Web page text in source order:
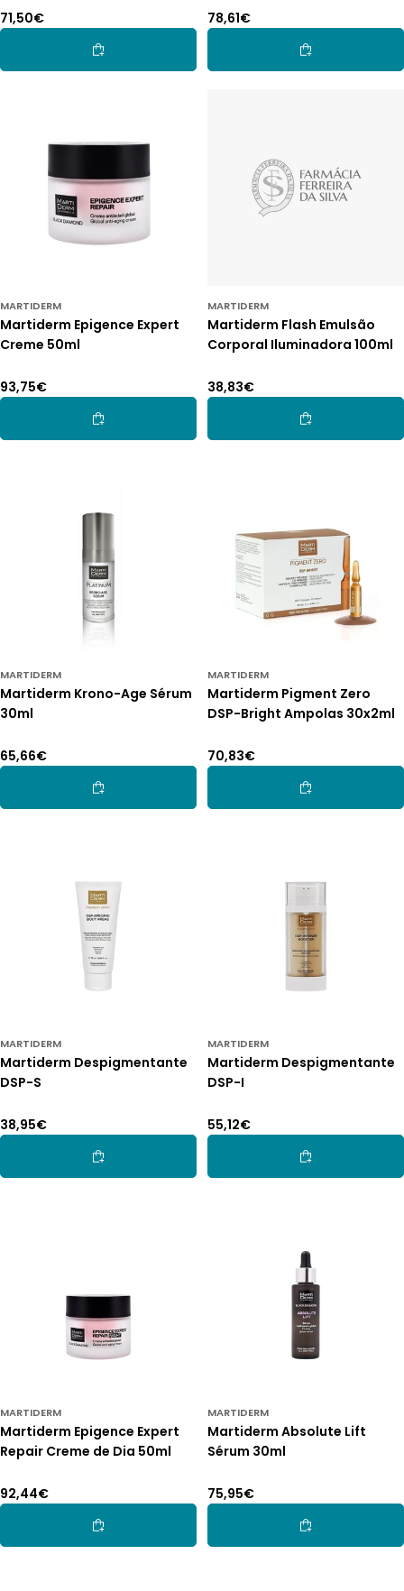
Preço
normal
71,50€
Adicionar Ao Carrinho
Preço
normal
78,61€
Adicionar Ao
MARTIDERM
Martiderm Epigence Expert
Creme 50ml
Preço
normal
93,75€
Adicionar Ao Carrinho
MARTIDERM
Martiderm Flash Emulsão
Corporal Iluminadora 100ml
Preço
normal
38,83€
Adicionar Ao
MARTIDERM
Martiderm Krono-Age Sérum
30ml
Preço
normal
65,66€
Adicionar Ao Carrinho
MARTIDERM
Martiderm Pigment Zero
DSP-Bright Ampolas 30x2ml
Preço
normal
70,83€
Adicionar Ao
MARTIDERM
Martiderm Despigmentante
DSP-S
Preço
normal
38,95€
Adicionar Ao Carrinho
MARTIDERM
Martiderm Despigmentante
DSP-I
Preço
normal
55,12€
Adicionar Ao
MARTIDERM
Martiderm Epigence Expert
Repair Creme de Dia 50ml
Preço
normal
92,44€
Adicionar Ao Carrinho
MARTIDERM
Martiderm Absolute Lift
Sérum 30ml
Preço
normal
75,95€
Adicionar Ao